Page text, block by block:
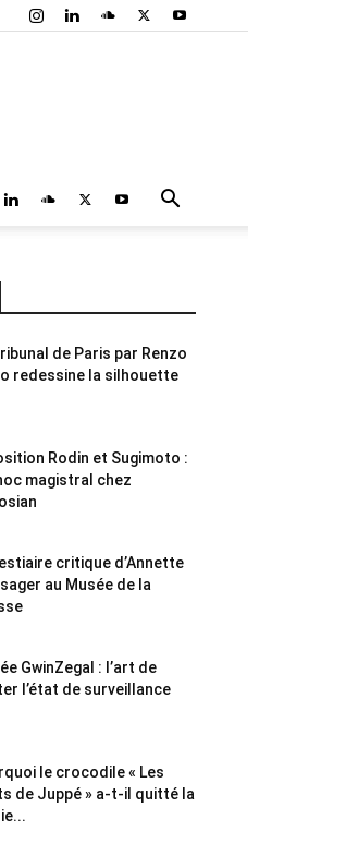
de Paris par Renzo
redessine la silhouette
Rodin et Sugimoto :
magistral chez
critique d’Annette
au Musée de la
GwinZegal : l’art de
l’état de surveillance
le crocodile « Les
de Juppé » a-t-il quitté la